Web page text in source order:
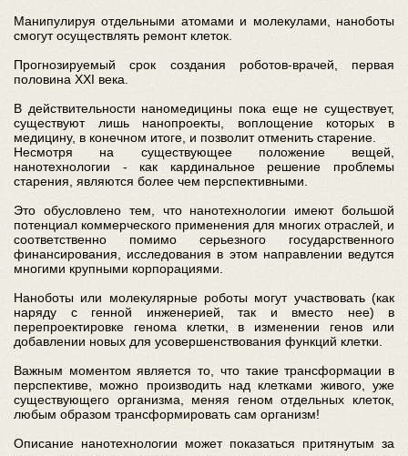
Манипулируя отдельными атомами и молекулами, наноботы
смогут осуществлять ремонт клеток.
Прогнозируемый срок создания роботов-врачей, первая
половина XXI века.
В действительности наномедицины пока еще не существует,
существуют лишь нанопроекты, воплощение которых в
медицину, в конечном итоге, и позволит отменить старение.
Несмотря на существующее положение вещей,
нанотехнологии - как кардинальное решение проблемы
старения, являются более чем перспективными.
Это обусловлено тем, что нанотехнологии имеют большой
потенциал коммерческого применения для многих отраслей, и
соответственно помимо серьезного государственного
финансирования, исследования в этом направлении ведутся
многими крупными корпорациями.
Наноботы или молекулярные роботы могут участвовать (как
наряду с генной инженерией, так и вместо нее) в
перепроектировке генома клетки, в изменении генов или
добавлении новых для усовершенствования функций клетки.
Важным моментом является то, что такие трансформации в
перспективе, можно производить над клетками живого, уже
существующего организма, меняя геном отдельных клеток,
любым образом трансформировать сам организм!
Описание нанотехнологии может показаться притянутым за